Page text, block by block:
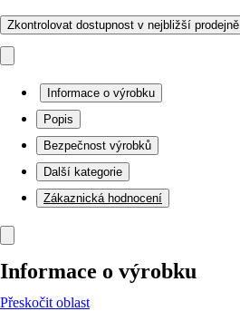
Zkontrolovat dostupnost v nejbližší prodejně
Informace o výrobku
Popis
Bezpečnost výrobků
Další kategorie
Zákaznická hodnocení
Informace o výrobku
Přeskočit oblast